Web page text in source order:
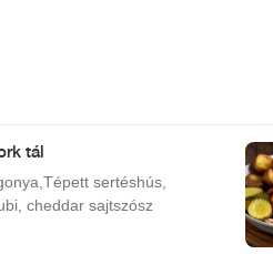
tál
sertéshús,
cheddar sajtszósz